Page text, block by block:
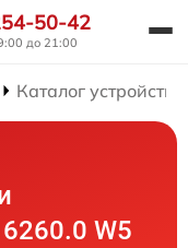
50-42
до 21:00
Каталог устройств
W5